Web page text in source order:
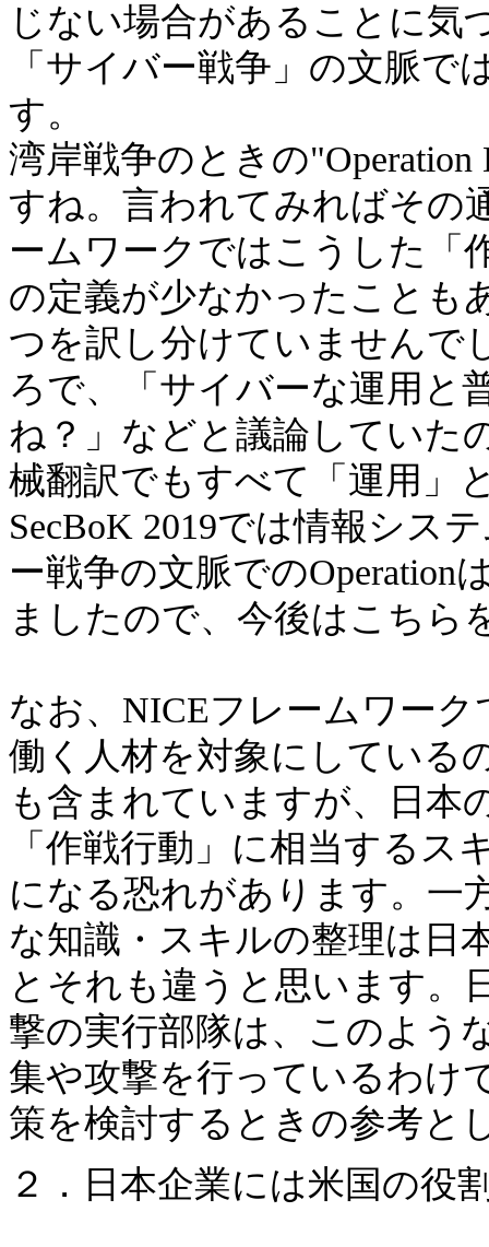
じない場合があることに気
「サイバー戦争」の文脈で
す。
湾岸戦争のときの"Operation
すね。言われてみればその
ームワークではこうした「
の定義が少なかったことも
つを訳し分けていませんで
ろで、「サイバーな運用と
ね？」などと議論していた
械翻訳でもすべて「運用」
SecBoK 2019では情報シス
ー戦争の文脈でのOperation
ましたので、今後はこちら
なお、NICEフレームワー
働く人材を対象にしている
も含まれていますが、日本
「作戦行動」に相当する
になる恐れがあります。一
な知識・スキルの整理は日
とそれも違うと思います。
撃の実行部隊は、このよう
集や攻撃を行っているわけ
策を検討するときの参考と
２．日本企業には米国の役